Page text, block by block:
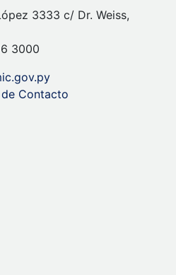
3333 c/ Dr. Weiss,
3000
Contacto